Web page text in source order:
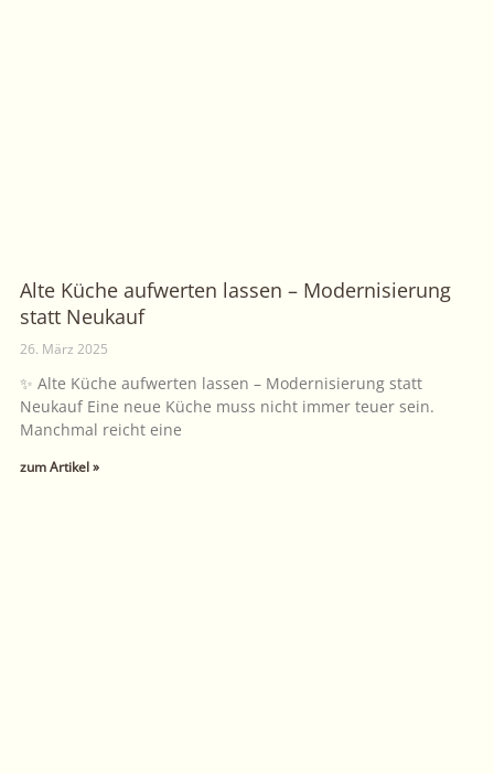
Alte Küche aufwerten lassen – Modernisierung
statt Neukauf
26. März 2025
✨ Alte Küche aufwerten lassen – Modernisierung statt
Neukauf Eine neue Küche muss nicht immer teuer sein.
Manchmal reicht eine
zum Artikel »